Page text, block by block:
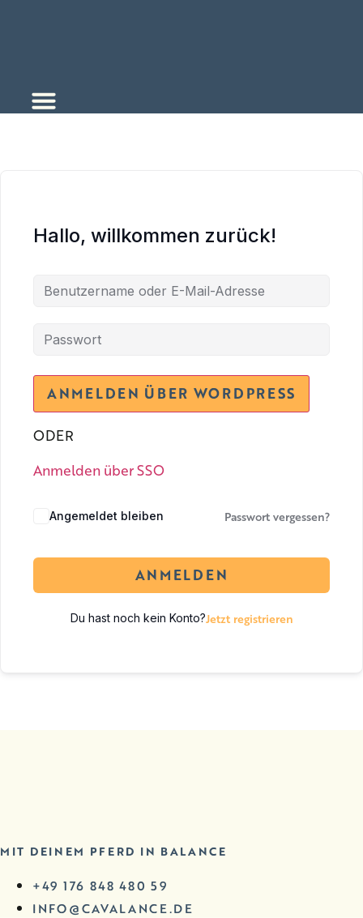
Hallo, willkommen zurück!
ODER
Anmelden über SSO
Angemeldet bleiben Passwort vergessen?
ANMELDEN
Du hast noch kein Konto?Jetzt registrieren
MIT DEINEM PFERD IN BALANCE
+49 176 848 480 59
INFO@CAVALANCE.DE